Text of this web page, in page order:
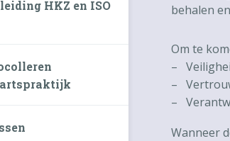
behalen
Om te
–
–
–
Wanneer
HKZ en ISO